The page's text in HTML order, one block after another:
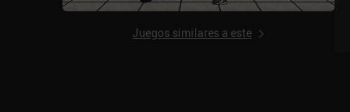
Juegos similares a este